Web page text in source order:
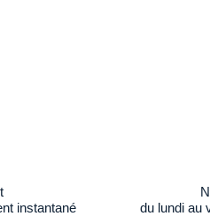
instantané
du lundi au